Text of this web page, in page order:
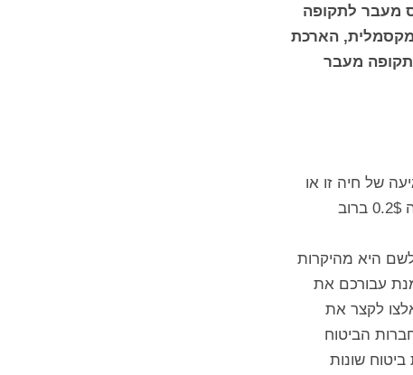
מעבר לתקופה
הארכת
מעבר
של חיה זו או
אחרת הכיסוי הרפואי מכסה את זה, חשוב לוודא שאתם לא מבטלים את הכיסוי לאיתור חיפוש וחילוץ שעולה 0.2$ ברוב
היא מהיקרות
עבורכם את
לקצר את
הביטוח